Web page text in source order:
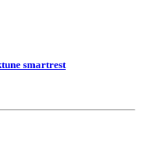
smartrest